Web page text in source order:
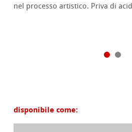
nel processo artistico. Priva di
disponibile come: